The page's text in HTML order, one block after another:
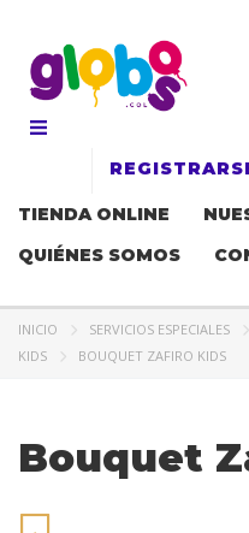
TIENDA ONLINE
QUIÉNES SOMOS
INICIO SERVICIOS ESPECIALES
KIDS
BOUQUET ZAFIRO KIDS
Bouquet